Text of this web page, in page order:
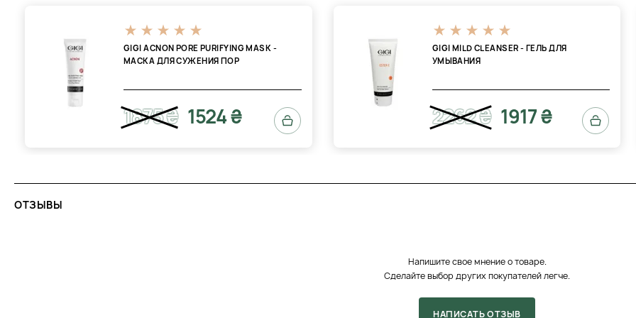
GIGI ACNON PORE PURIFYING MASK -
МАСКА ДЛЯ СУЖЕНИЯ ПОР
1875 ₴ 1524 ₴
GIGI MILD CLEANSER - ГЕЛЬ ДЛЯ
УМЫВАНИЯ
2262 ₴ 1917 ₴
ОТЗЫВЫ
Напишите свое мнение о товаре.
Сделайте выбор других покупателей легче.
НАПИСАТЬ ОТЗЫВ